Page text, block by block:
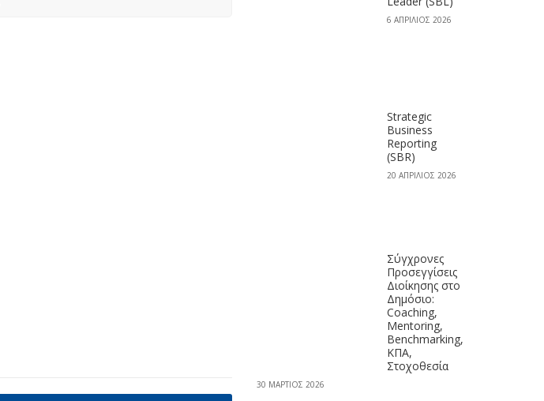
6 ΑΠΡΊΛΙΟΣ 2026
Strategic
Business
Reporting
(SBR)
20 ΑΠΡΊΛΙΟΣ 2026
Σύγχρονες
Προσεγγίσεις
Διοίκησης στο
Δημόσιο:
Coaching,
Mentoring,
Benchmarking,
ΚΠΑ,
Στοχοθεσία
30 ΜΆΡΤΙΟΣ 2026